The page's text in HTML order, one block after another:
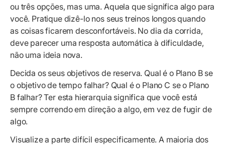
ou três opções, mas uma. Aquela que significa algo para
você. Pratique dizê-lo nos seus treinos longos quando
as coisas ficarem desconfortáveis. No dia da corrida,
deve parecer uma resposta automática à dificuldade,
não uma ideia nova.
Decida os seus objetivos de reserva. Qual é o Plano B se
o objetivo de tempo falhar? Qual é o Plano C se o Plano
B falhar? Ter esta hierarquia significa que você está
sempre correndo em direção a algo, em vez de fugir de
algo.
Visualize a parte difícil especificamente. A maioria dos